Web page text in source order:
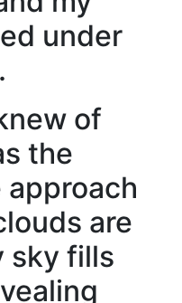
under
of
the
are
sky fills